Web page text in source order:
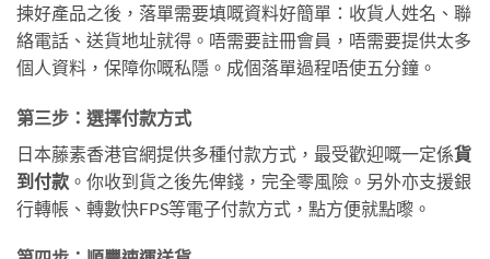
揀好產品之後，落單需要填嘅資料好簡單：收貨人姓名、聯
絡電話、送貨地址就得。唔需要註冊會員，唔需要提供太多
個人資料，保障你嘅私隱。成個落單過程唔使五分鐘。
第三步：選擇付款方式
日本藤素香港官網提供多種付款方式，最受歡迎嘅一定係貨
到付款 。你收到貨之後先俾錢，完全零風險。另外亦支援銀
行轉帳、轉數快FPS等電子付款方式，點方便就點嚟。